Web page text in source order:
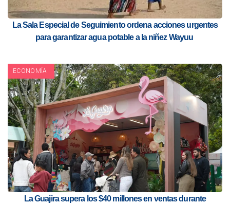
La Sala Especial de Seguimiento ordena acciones urgentes
para garantizar agua potable a la niñez Wayuu
ECONOMÍA
La Guajira supera los $40 millones en ventas durante